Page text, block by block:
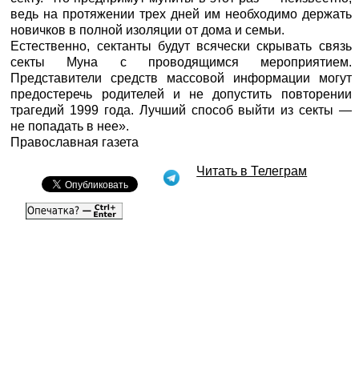
ведь на протяжении трех дней им необходимо держать
новичков в полной изоляции от дома и семьи.
Естественно, сектанты будут всячески скрывать связь
секты Муна с проводящимся мероприятием.
Представители средств массовой информации могут
предостеречь родителей и не допустить повторении
трагедий 1999 года. Лучший способ выйти из секты —
не попадать в нее».
Православная газета
Читать в Телеграм